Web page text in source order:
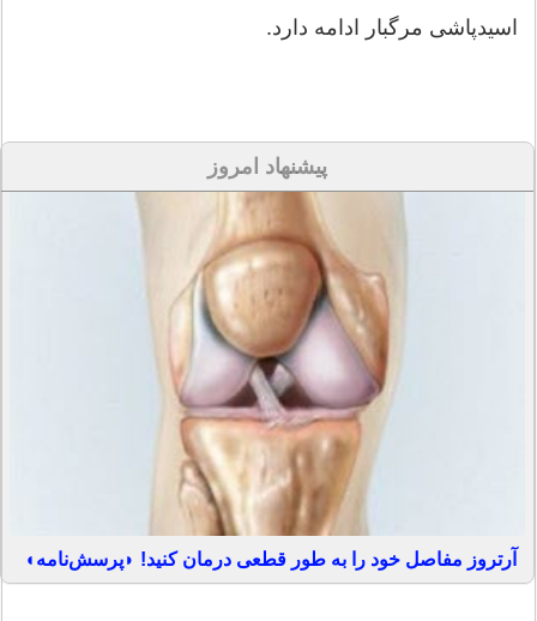
اسیدپاشی مرگبار ادامه دارد.
پیشنهاد امروز
آرتروز مفاصل خود را به طور قطعی درمان کنید! ◗پرسش‌نامه◖